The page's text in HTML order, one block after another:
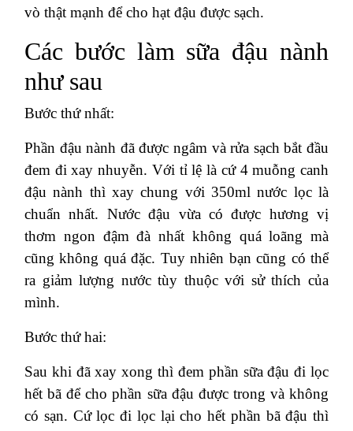
vò thật mạnh để cho hạt đậu được sạch.
Các bước làm sữa đậu nành
như sau
Bước thứ nhất:
Phần đậu nành đã được ngâm và rửa sạch bắt đầu
đem đi xay nhuyễn. Với tỉ lệ là cứ 4 muỗng canh
đậu nành thì xay chung với 350ml nước lọc là
chuẩn nhất. Nước đậu vừa có được hương vị
thơm ngon đậm đà nhất không quá loãng mà
cũng không quá đặc. Tuy nhiên bạn cũng có thể
ra giảm lượng nước tùy thuộc với sử thích của
mình.
Bước thứ hai:
Sau khi đã xay xong thì đem phần sữa đậu đi lọc
hết bã để cho phần sữa đậu được trong và không
có sạn. Cứ lọc đi lọc lại cho hết phần bã đậu thì